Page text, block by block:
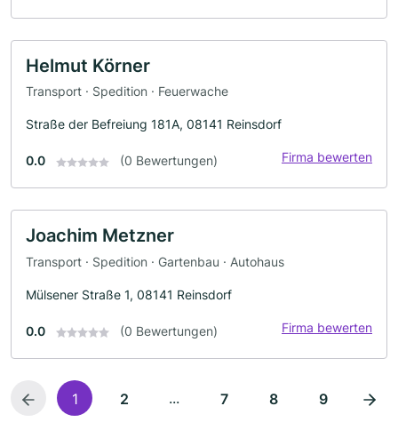
Helmut Körner
Transport · Spedition · Feuerwache
Straße der Befreiung 181A, 08141 Reinsdorf
0.0 (0 Bewertungen) Firma bewerten
Joachim Metzner
Transport · Spedition · Gartenbau · Autohaus
Mülsener Straße 1, 08141 Reinsdorf
0.0 (0 Bewertungen) Firma bewerten
1 2 ... 7 8 9